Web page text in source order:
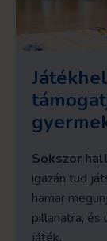
Sokszor
igazán tud
hamar
pillanatra, és